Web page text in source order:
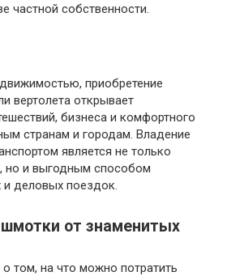
частной собственности.
приобретение
вертолета открывает
бизнеса и комфортного
странам и городам. Владение
является не только
но и выгодным способом
и деловых поездок.
от знаменитых
том, на что можно потратить